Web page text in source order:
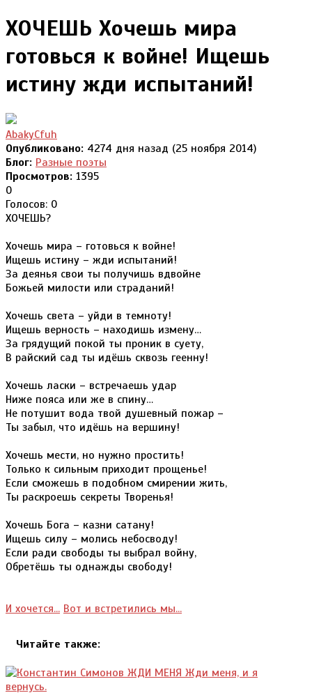
ХОЧЕШЬ Хочешь мира
готовься к войне! Ищешь
истину жди испытаний!
AbakyCfuh
Опубликовано: 4274 дня назад (25 ноября 2014)
Блог: Разные поэты
Просмотров: 1395
0
Голосов: 0
ХОЧЕШЬ?
Хочешь мира – готовься к войне!
Ищешь истину – жди испытаний!
За деянья свои ты получишь вдвойне
Божьей милости или страданий!
Хочешь света – уйди в темноту!
Ищешь верность – находишь измену…
За грядущий покой ты проник в суету,
В райский сад ты идёшь сквозь геенну!
Хочешь ласки – встречаешь удар
Ниже пояса или же в спину…
Не потушит вода твой душевный пожар –
Ты забыл, что идёшь на вершину!
Хочешь мести, но нужно простить!
Только к сильным приходит прощенье!
Если сможешь в подобном смирении жить,
Ты раскроешь секреты Творенья!
Хочешь Бога – казни сатану!
Ищешь силу – молись небосводу!
Если ради свободы ты выбрал войну,
Обретёшь ты однажды свободу!
И хочется... Вот и встретились мы...
Читайте также: